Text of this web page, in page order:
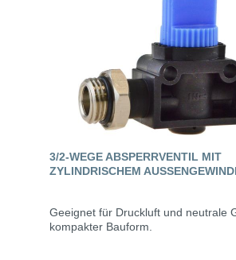
3/2-WEGE ABSPERRVENTIL MIT
ZYLINDRISCHEM AUSSENGEWINDE
Geeignet für Druckluft und neutrale
kompakter Bauform.